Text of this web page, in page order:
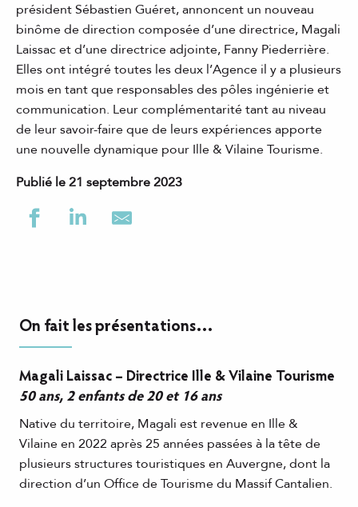
président Sébastien Guéret, annoncent un nouveau
binôme de direction composée d’une directrice, Magali
Laissac et d’une directrice adjointe, Fanny Piederrière.
Elles ont intégré toutes les deux l’Agence il y a plusieurs
mois en tant que responsables des pôles ingénierie et
communication. Leur complémentarité tant au niveau
de leur savoir-faire que de leurs expériences apporte
une nouvelle dynamique pour Ille & Vilaine Tourisme.
Publié le 21 septembre 2023
On fait les présentations…
Magali Laissac – Directrice Ille & Vilaine Tourisme
50 ans, 2 enfants de 20 et 16 ans
Native du territoire, Magali est revenue en Ille &
Vilaine en 2022 après 25 années passées à la tête de
plusieurs structures touristiques en Auvergne, dont la
direction d’un Office de Tourisme du Massif Cantalien.